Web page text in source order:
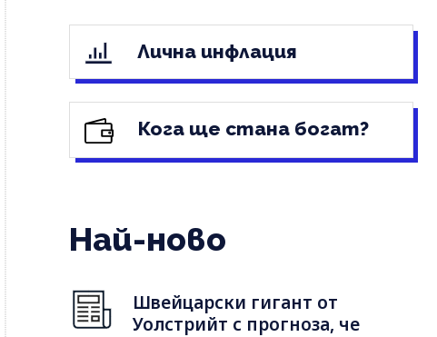
Лична инфлация
Кога ще стана богат?
Най-ново
Швейцарски гигант от
Уолстрийт с прогноза, че